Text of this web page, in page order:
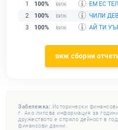
1
100% ЕМ ЕС ТЕЛ
2
100% ЧИЛИ ДЕВ
3
100% АЙ ТИ
виж сборни
Забележка: Исторически
г. Ако липсва информация за
дружеството е спряло дейност в
финансови данни.